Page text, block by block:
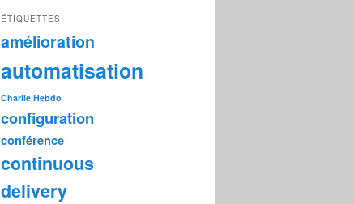
ÉTIQUETTES
amélioration
automatisation
Charlie Hebdo
configuration
conférence
continuous
delivery